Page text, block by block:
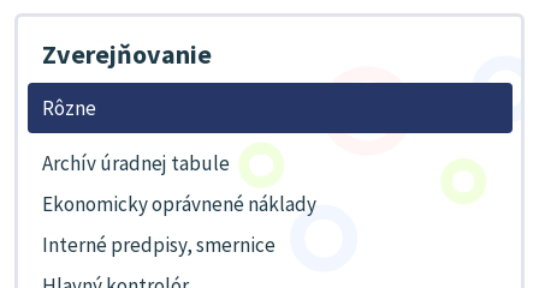
Zverejňovanie
Rôzne
Archív úradnej tabule
Ekonomicky oprávnené náklady
Interné predpisy, smernice